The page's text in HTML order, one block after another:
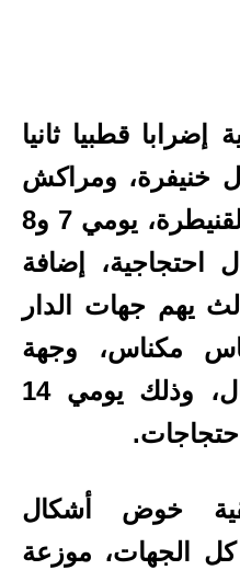
قطبيا ثانيا
خنيفرة، ومراكش
آسفي، والرباط سلا القنيطرة، يومي 7 و8
احتجاجية، إضافة
يهم جهات الدار
مكناس، وجهة
الرشق، وجهة الشمال، وذلك يومي 14
خوض أشكال
كل الجهات، موزعة